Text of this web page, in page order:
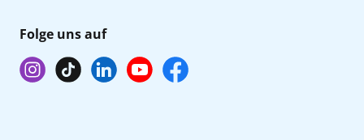
Folge uns auf